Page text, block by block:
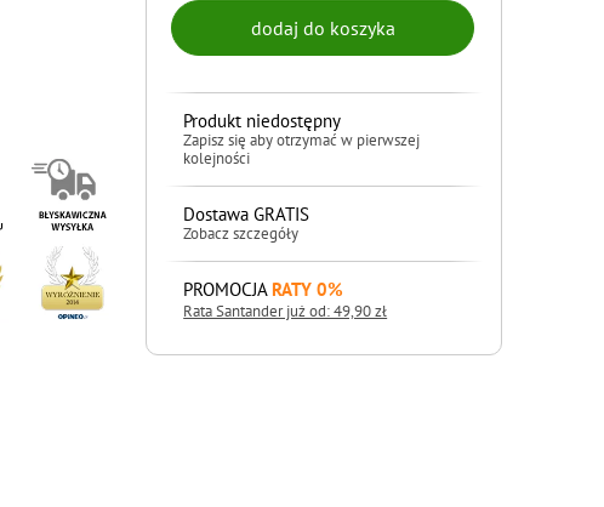
Produkt niedostępny
Zapisz się aby otrzymać w pierwszej
kolejności
Dostawa GRATIS
Zobacz szczegóły
PROMOCJA RATY 0%
Rata Santander już od: 49,90 zł